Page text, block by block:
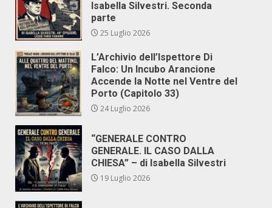
Isabella Silvestri. Seconda
parte
25 Luglio 2026
L’Archivio dell’Ispettore Di
Falco: Un Incubo Arancione
Accende la Notte nel Ventre del
Porto (Capitolo 33)
24 Luglio 2026
“GENERALE CONTRO
GENERALE. IL CASO DALLA
CHIESA” – di Isabella Silvestri
19 Luglio 2026